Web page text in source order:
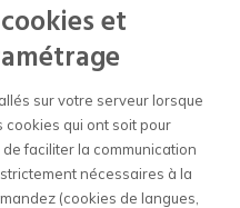
et
sur votre serveur lorsque
cookies qui ont soit pour
faciliter la communication
nécessaires à la
(cookies de langues,